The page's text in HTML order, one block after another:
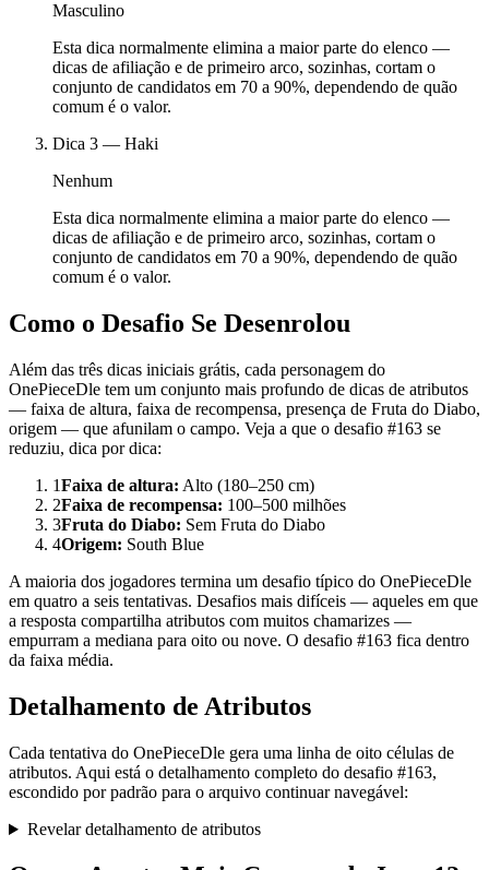
Masculino
Esta dica normalmente elimina a maior parte do elenco —
dicas de afiliação e de primeiro arco, sozinhas, cortam o
conjunto de candidatos em 70 a 90%, dependendo de quão
comum é o valor.
Dica 3 — Haki
Nenhum
Esta dica normalmente elimina a maior parte do elenco —
dicas de afiliação e de primeiro arco, sozinhas, cortam o
conjunto de candidatos em 70 a 90%, dependendo de quão
comum é o valor.
Como o Desafio Se Desenrolou
Além das três dicas iniciais grátis, cada personagem do
OnePieceDle tem um conjunto mais profundo de dicas de atributos
— faixa de altura, faixa de recompensa, presença de Fruta do Diabo,
origem — que afunilam o campo. Veja a que o desafio #163 se
reduziu, dica por dica:
1Faixa de altura: Alto (180–250 cm)
2Faixa de recompensa: 100–500 milhões
3Fruta do Diabo: Sem Fruta do Diabo
4Origem: South Blue
A maioria dos jogadores termina um desafio típico do OnePieceDle
em quatro a seis tentativas. Desafios mais difíceis — aqueles em que
a resposta compartilha atributos com muitos chamarizes —
empurram a mediana para oito ou nove. O desafio #163 fica dentro
da faixa média.
Detalhamento de Atributos
Cada tentativa do OnePieceDle gera uma linha de oito células de
atributos. Aqui está o detalhamento completo do desafio #163,
escondido por padrão para o arquivo continuar navegável:
Revelar detalhamento de atributos